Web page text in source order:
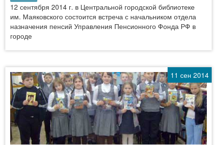
12 сентября 2014 г. в Центральной городской библиотеке
им. Маяковского состоится встреча с начальником отдела
назначения пенсий Управления Пенсионного Фонда РФ в
городе
11 сен 2014